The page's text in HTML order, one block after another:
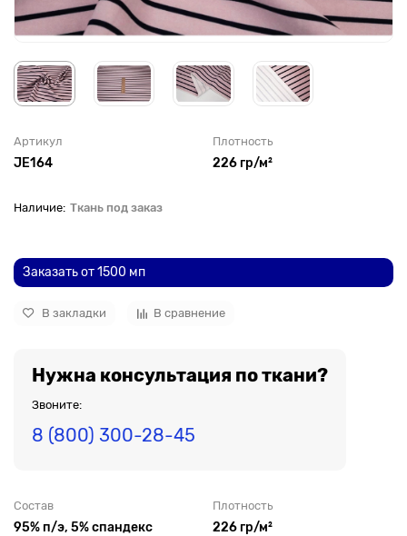
Артикул
JE164
Плотность
226 гр/м²
Ткань под заказ
Заказать от 1500 мп
В закладки В сравнение
Нужна консультация по ткани?
Звоните:
8 (800) 300-28-45
Состав
95% п/э, 5% спандекс
Плотность
226 гр/м²